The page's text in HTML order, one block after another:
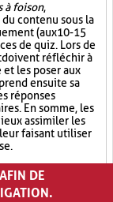
à foison,
contenu sous la
(aux 10-15
de quiz. Lors de
doivent réfléchir à
les poser aux
ensuite sa
réponses
En somme, les
assimiler les
faisant utiliser
DE